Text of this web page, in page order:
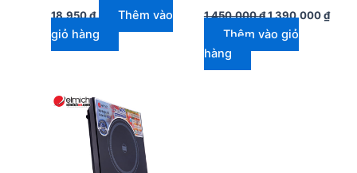
18.950₫
Thêm vào
giỏ hàng
1.450.000₫Giá
là:
1.450.000 ₫.
1.390.000₫Giá
hiện
Thêm vào giỏ
hàng